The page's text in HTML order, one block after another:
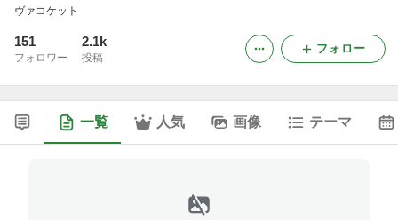
ヴァコケット
151
フォロワー
2.1k
投稿
フォロー
一覧 人気 画像 テーマ